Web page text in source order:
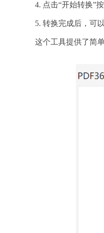
4. 点击“开始转换”
5. 转换完成后，可
这个工具提供了简